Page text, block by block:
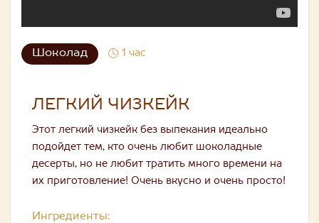
Шоколад 1 час
ЛЕГКИЙ ЧИЗКЕЙК
Этот легкий чизкейк без выпекания идеально
подойдет тем, кто очень любит шоколадные
десерты, но не любит тратить много времени на
их приготовление! Очень вкусно и очень просто!
Ингредиенты: